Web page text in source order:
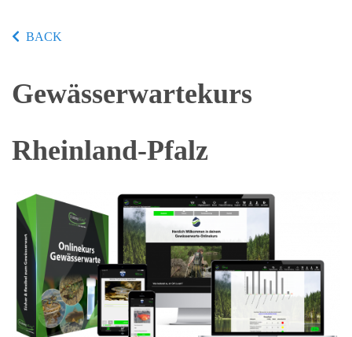
BACK
Gewässerwartekurs
Rheinland-Pfalz